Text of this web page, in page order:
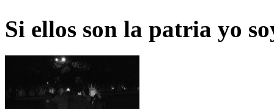
Si ellos son la patria yo